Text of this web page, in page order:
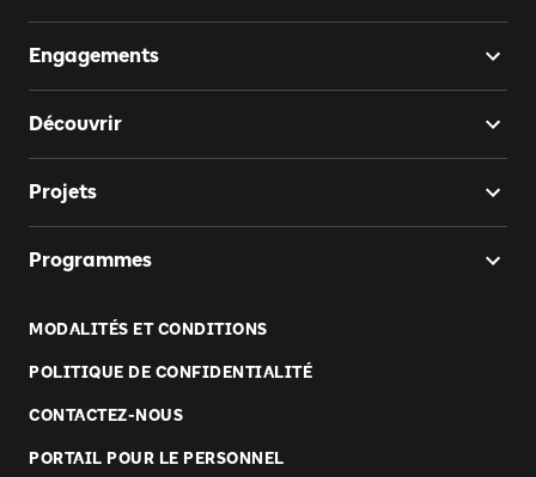
Engagements
Découvrir
Projets
Programmes
MODALITÉS ET CONDITIONS
POLITIQUE DE CONFIDENTIALITÉ
CONTACTEZ-NOUS
PORTAIL POUR LE PERSONNEL